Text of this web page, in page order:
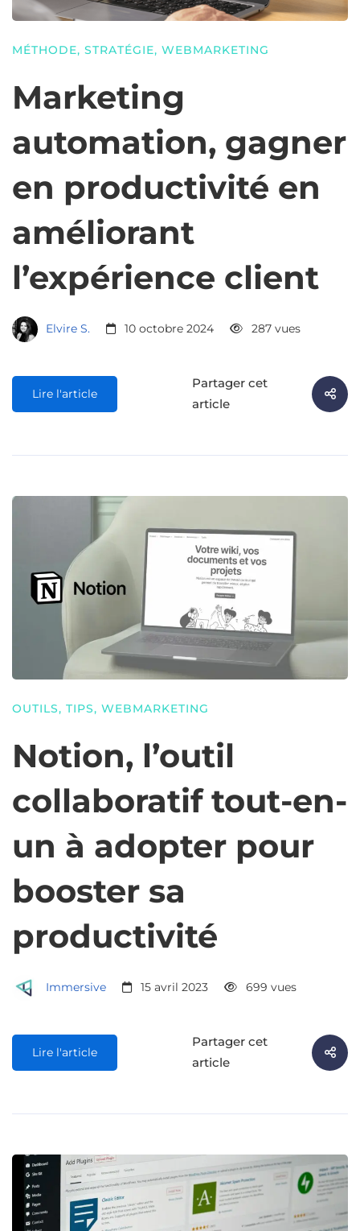
MÉTHODE, STRATÉGIE, WEBMARKETING
Marketing
automation, gagner
en productivité en
améliorant
l’expérience client
Elvire S. 10 octobre 2024 287 vues
Lire l'article
Partager cet
article
OUTILS, TIPS, WEBMARKETING
Notion, l’outil
collaboratif tout-en-
un à adopter pour
booster sa
productivité
Immersive 15 avril 2023 699 vues
Lire l'article
Partager cet
article